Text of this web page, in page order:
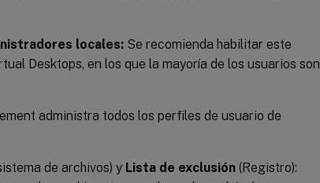
locales: Se recomienda habilitar este
Desktops, en los que la mayoría de los usuarios son
administra todos los perfiles de usuario de
de archivos) y Lista de exclusión (Registro):